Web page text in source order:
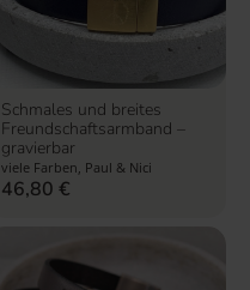
Schmales und breites
Freundschaftsarmband –
gravierbar
viele Farben, Paul & Nici
46,80€